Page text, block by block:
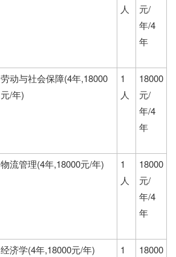
人
元/
年/4
年
劳动与社会保障(4年,18000
元/年)
1
人
18000
元/
年/4
年
物流管理(4年,18000元/年)
1
人
18000
元/
年/4
年
经济学(4年,18000元/年) 1 18000